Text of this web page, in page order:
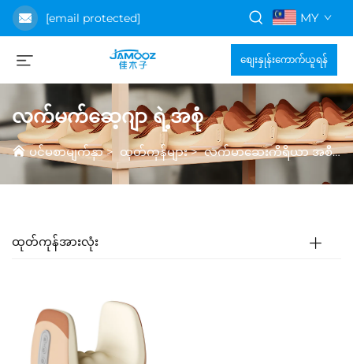
[email protected] MY
စျေးနှုန်းကောက်ယူရန်
လက်မက်ဆေ့ဂျာ ရဲ့အစုံ
ပင်မစာမျက်နှာ> ထုတ်ကုန်များ>လက်မာဆေးကိရိယာ အစီအစဉ်
ထုတ်ကုန်အားလုံး